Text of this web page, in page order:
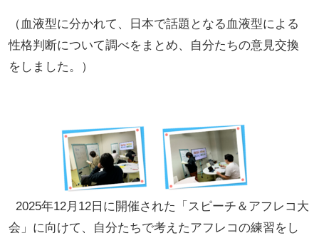
（血液型に分かれて、日本で話題となる血液型による
性格判断について調べをまとめ、自分たちの意見交換
をしました。）
2025年12月12日に開催された「スピーチ＆アフレコ大
会」に向けて、自分たちで考えたアフレコの練習をし